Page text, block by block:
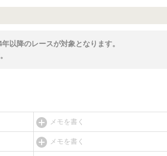
以降のレースが対象となります。
メモを書く
メモを書く